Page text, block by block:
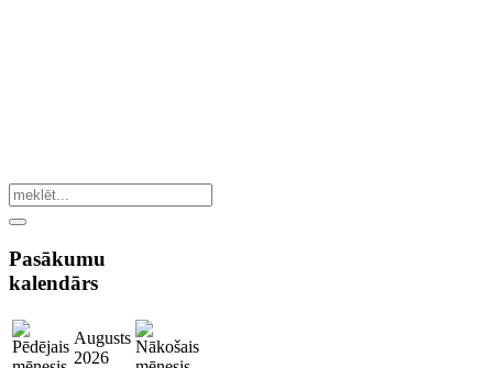
Pasākumu
kalendārs
Augusts
2026